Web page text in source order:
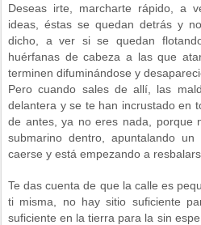
Deseas irte, marcharte rápido, a
ideas, éstas se quedan detrás y
dicho, a ver si se quedan
huérfanas de cabeza a las que
terminen difuminándose y
Pero cuando sales de allí, las
delantera y se te han incrustado en
de antes, ya no eres nada, porque
submarino dentro, apuntalando
caerse y está empezando a
Te das cuenta de que la calle es
ti misma, no hay sitio suficiente
suficiente en la tierra para la sin